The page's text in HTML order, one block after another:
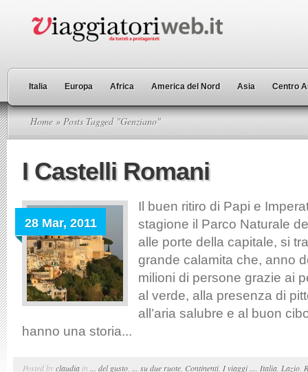
Italia Europa Africa America del Nord Asia Centro
Home » Posts Tagged "Genziano"
I Castelli Romani
28 Mar, 2011
Il buen ritiro di Papi e
stagione il Parco Naturale
alle porte della capitale, si
grande calamita che, anno
milioni di persone grazie ai
al verde, alla presenza di
all’aria salubre e al buon
hanno una storia...
Posted byclaudia in ... del gusto ... su due ruote Continenti, I viaggi ... Italia Lazio